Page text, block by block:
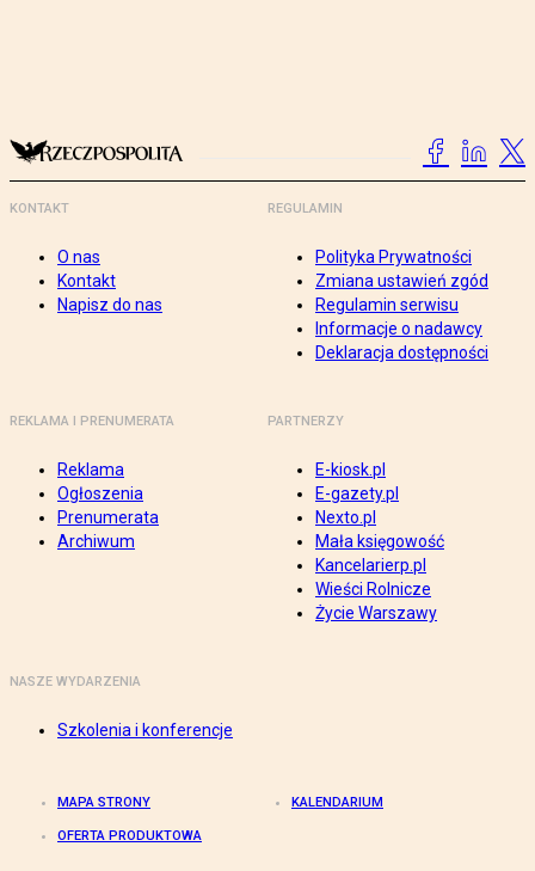
KONTAKT
O nas
Kontakt
Napisz do nas
REGULAMIN
Polityka Prywatności
Zmiana ustawień zgód
Regulamin serwisu
Informacje o nadawcy
Deklaracja dostępności
REKLAMA I PRENUMERATA
Reklama
Ogłoszenia
Prenumerata
Archiwum
PARTNERZY
E-kiosk.pl
E-gazety.pl
Nexto.pl
Mała księgowość
Kancelarierp.pl
Wieści Rolnicze
Życie Warszawy
NASZE WYDARZENIA
Szkolenia i konferencje
MAPA STRONY KALENDARIUM
OFERTA PRODUKTOWA